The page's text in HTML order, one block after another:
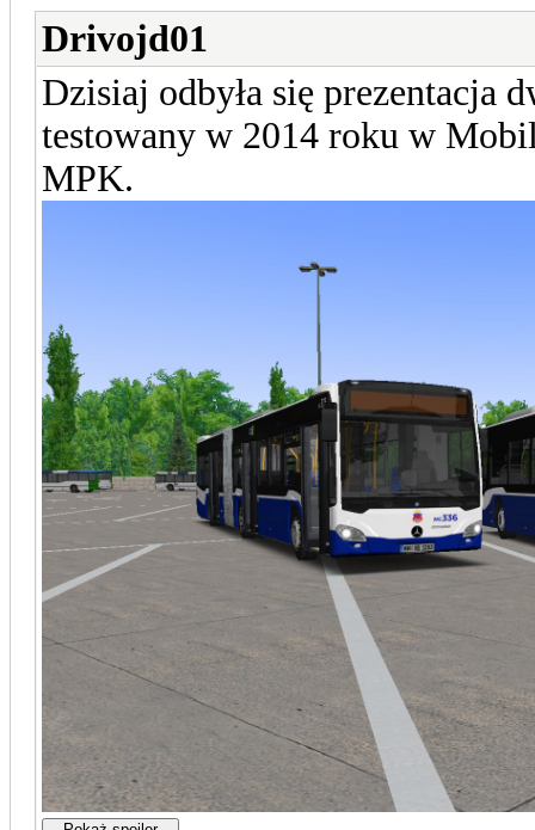
Drivojd01
Dzisiaj odbyła się prezentacja
testowany w 2014 roku w
MPK.